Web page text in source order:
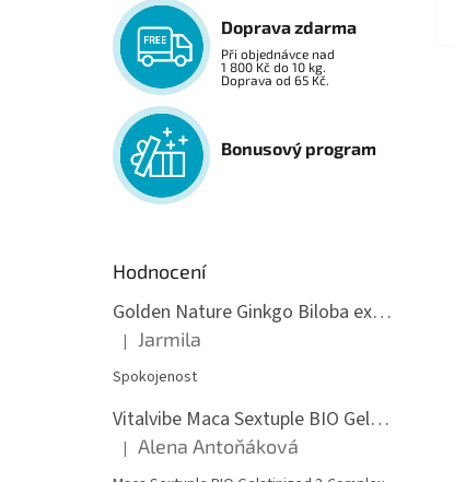
Doprava zdarma
Při objednávce nad
1 800 Kč do 10 kg.
Doprava od 65 Kč.
Bonusový program
Hodnocení
Golden Nature Ginkgo Biloba extrakt 50:1 60mg, 100 kapslí
Hodnocení produktu je 5 z 5 hvězdiček.
| Jarmila
Spokojenost
Vitalvibe Maca Sextuple BIO Gelatinized 3-Complex, 60 kapslí
Hodnocení produktu je 5 z 5 hvězdiček.
| Alena Antoňáková